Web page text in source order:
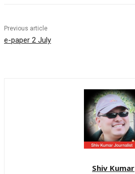
Previous article
e-paper 2 July
Shiv Kumar